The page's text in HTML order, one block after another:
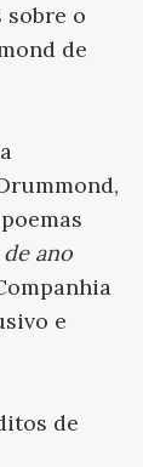
sobre o
de
ano
e
de